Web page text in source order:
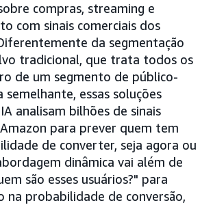
compras, streaming e
com sinais comerciais dos
da segmentação
tradicional, que trata todos os
de um segmento de público-
essas soluções
analisam bilhões de sinais
para prever quem tem
de converter, seja agora ou
dinâmica vai além de
são esses usuários?" para
na probabilidade de conversão,